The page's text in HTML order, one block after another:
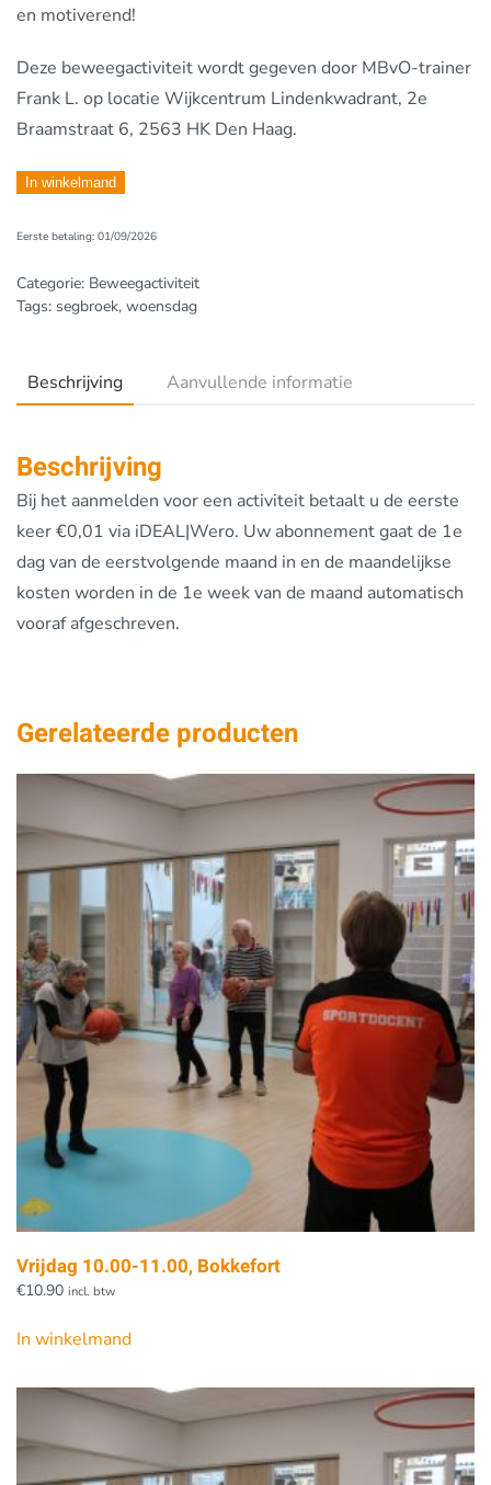
en motiverend!
Deze beweegactiviteit wordt gegeven door MBvO-trainer
Frank L. op locatie Wijkcentrum Lindenkwadrant, 2e
Braamstraat 6, 2563 HK Den Haag.
Woensdag
11.30,
Lindenkwadrant
aantal
In winkelmand
Eerste betaling: 01/09/2026
Categorie: Beweegactiviteit
Tags: segbroek, woensdag
Beschrijving Aanvullende informatie
Beschrijving
Bij het aanmelden voor een activiteit betaalt u de eerste
keer €0,01 via iDEAL|Wero. Uw abonnement gaat de 1e
dag van de eerstvolgende maand in en de maandelijkse
kosten worden in de 1e week van de maand automatisch
vooraf afgeschreven.
Gerelateerde producten
Vrijdag 10.00-11.00, Bokkefort
€10.90 incl. btw
In winkelmand